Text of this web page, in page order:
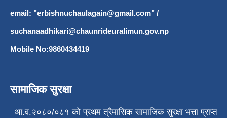
email: "erbishnuchaulagain@gmail.com" /
suchanaadhikari@chaunrideuralimun.gov.np
Mobile No:9860434419
सामाजिक सुरक्षा
आ.व.२०८०/०८१ को प्रथम त्रैमासिक सामाजिक सुरक्षा भत्ता प्राप्त